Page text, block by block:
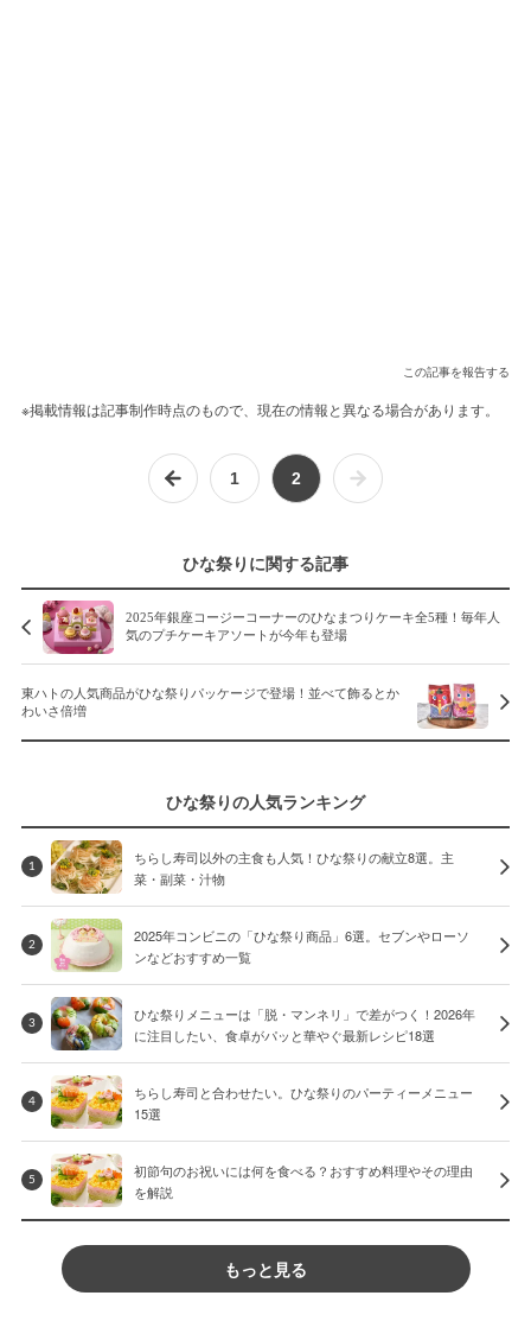
この記事を報告する
※掲載情報は記事制作時点のもので、現在の情報と異なる場合があります。
1 2
ひな祭りに関する記事
2025年銀座コージーコーナーのひなまつりケーキ全5種！毎年人
気のプチケーキアソートが今年も登場
東ハトの人気商品がひな祭りパッケージで登場！並べて飾るとか
わいさ倍増
ひな祭りの人気ランキング
1
ちらし寿司以外の主食も人気！ひな祭りの献立8選。主
菜・副菜・汁物
2
2025年コンビニの「ひな祭り商品」6選。セブンやローソ
ンなどおすすめ一覧
3
ひな祭りメニューは「脱・マンネリ」で差がつく！2026年
に注目したい、食卓がパッと華やぐ最新レシピ18選
4
ちらし寿司と合わせたい。ひな祭りのパーティーメニュー
15選
5
初節句のお祝いには何を食べる？おすすめ料理やその理由
を解説
もっと見る